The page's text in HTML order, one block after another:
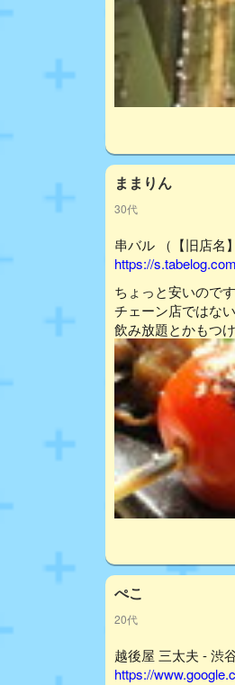
ままりん
30代
串バル （【旧店名
https://
ちょっと安いので
チェーン店ではな
飲み放題とかもつ
ぺこ
20代
越後屋 三太夫 - 渋
https://